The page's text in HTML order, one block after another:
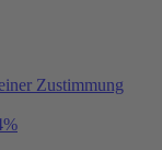
Zustimmung